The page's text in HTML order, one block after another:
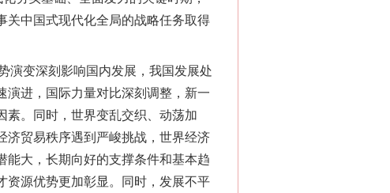
关中国式现代化全局的战略任务取得
变深刻影响国内发展，我国发展处
演进，国际力量对比深刻调整，新一
素。同时，世界变乱交织、动荡加
济贸易秩序遇到严峻挑战，世界经济
能大，长期向好的支撑条件和基本趋
资源优势更加彰显。同时，发展不平